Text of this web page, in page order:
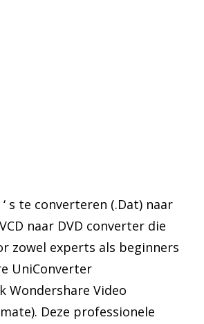
‘ s te converteren (.Dat) naar
naar DVD converter die
zowel experts als beginners
UniConverter
Wondershare Video
Deze professionele